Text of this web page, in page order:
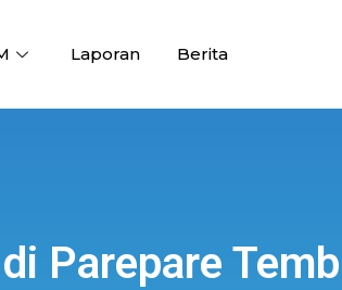
Laporan Berita
Parepare